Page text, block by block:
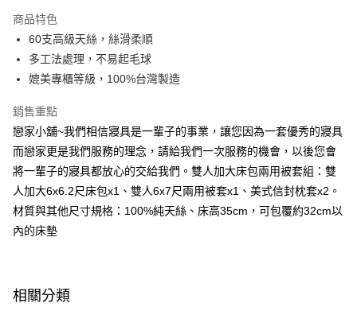
Apple Pay
街口支付
Google Pay
AFTEE先享後付
相關說明
【關於「AFTEE先享後付」】
AFTEE先享後付是「在收到商品之後才付款」的支付方式。 讓您購物簡單
便利好安心！
１．簡單：不需註冊會員、不需綁卡、不需儲值。
【「AFTEE先享後付」結帳流程】
１．於結帳方式選擇「AFTEE先享後付」後，將跳轉至「AFTEE先享後付」
運送方式
宅配(廠商直送🚚)
宅配(離島廠商直送🚚)
商品特色
60支高級天絲，絲滑柔順
多工法處理，不易起毛球
媲美專櫃等級，100%台灣製造
銷售重點
戀家小舖~我們相信寢具是一輩子的事業，讓您因為一套優秀的寢具
而戀家更是我們服務的理念，請給我們一次服務的機會，以後您會
將一輩子的寢具都放心的交給我們。雙人加大床包兩用被套組：雙
人加大6x6.2尺床包x1、雙人6x7尺兩用被套x1、美式信封枕套x2。
材質與其他尺寸規格：100%純天絲、床高35cm，可包覆約32cm以
內的床墊
相關分類